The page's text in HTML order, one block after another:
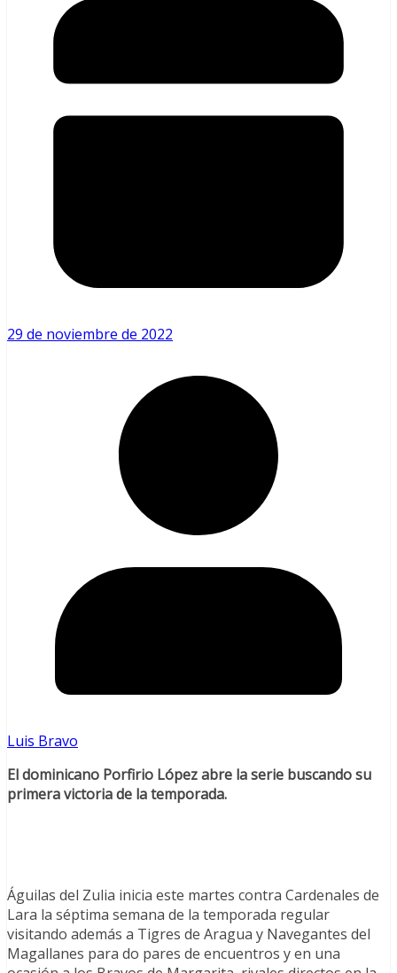
29 de noviembre de 2022
Luis Bravo
El dominicano Porfirio López abre la serie buscando su
primera victoria de la temporada.
Águilas del Zulia inicia este martes contra Cardenales de
Lara la séptima semana de la temporada regular
visitando además a Tigres de Aragua y Navegantes del
Magallanes para do pares de encuentros y en una